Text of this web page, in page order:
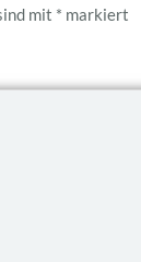
mit * markiert